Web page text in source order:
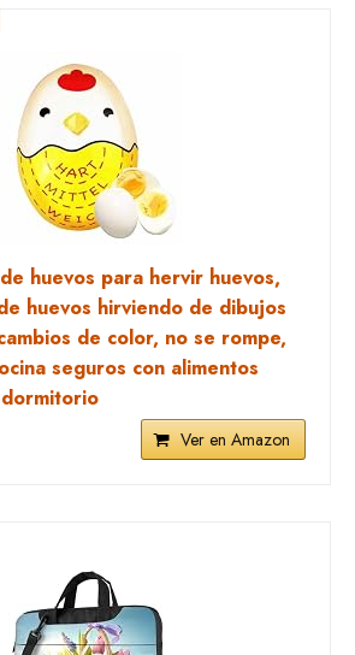
huevos para hervir huevos,
huevos hirviendo de dibujos
de color, no se rompe,
seguros con alimentos
Ver en Amazon